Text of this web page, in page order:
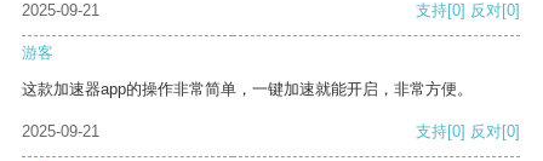
2025-09-21 支持[0] 反对[0]
游客
这款加速器app的操作非常简单，一键加速就能开启，非常方便。
2025-09-21 支持[0] 反对[0]